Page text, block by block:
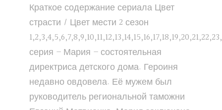
Краткое содержание сериала Цвет
страсти / Цвет мести 2 сезон
серия – Мария – состоятельная
директриса детского дома. Героиня
недавно овдовела. Её мужем был
руководитель региональной таможни